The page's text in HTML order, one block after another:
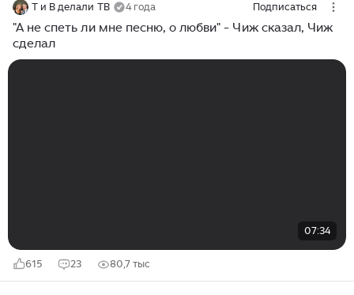
Т и В делали ТВ 4 года Подписаться
"А не спеть ли мне песню, о любви" - Чиж сказал, Чиж
сделал
07:34
615 23 80,7 тыс